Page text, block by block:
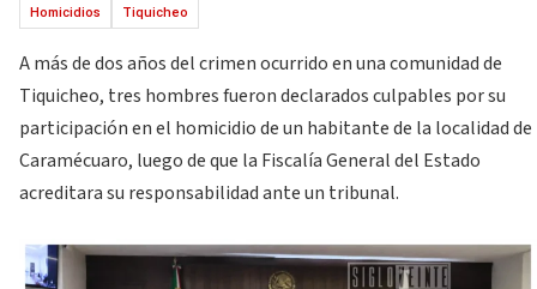
Homicidios Tiquicheo
A más de dos años del crimen ocurrido en una comunidad de
Tiquicheo, tres hombres fueron declarados culpables por su
participación en el homicidio de un habitante de la localidad de
Caramécuaro, luego de que la Fiscalía General del Estado
acreditara su responsabilidad ante un tribunal.